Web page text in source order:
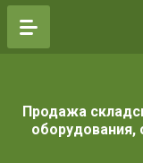
Продажа
оборудования,